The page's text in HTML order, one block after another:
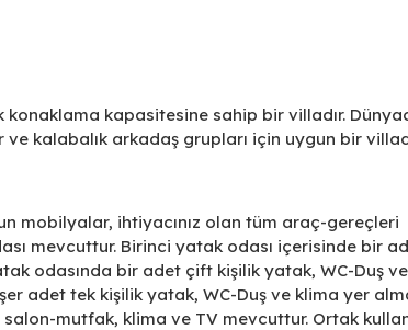
kapasitesine sahip bir villadır.
ve kalabalık arkadaş grupları için uygun bir
mobilyalar, ihtiyacınız olan tüm araç-gereçleri
mevcuttur. Birinci yatak odası içerisinde bir
odasında bir adet çift kişilik yatak, WC-Duş
adet tek kişilik yatak, WC-Duş ve klima yer
mutfak, klima ve TV mevcuttur. Ortak